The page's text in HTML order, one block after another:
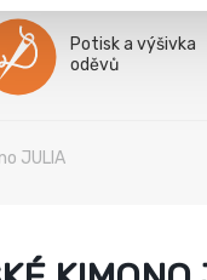
Potisk a výšivka
oděvů
JULIA